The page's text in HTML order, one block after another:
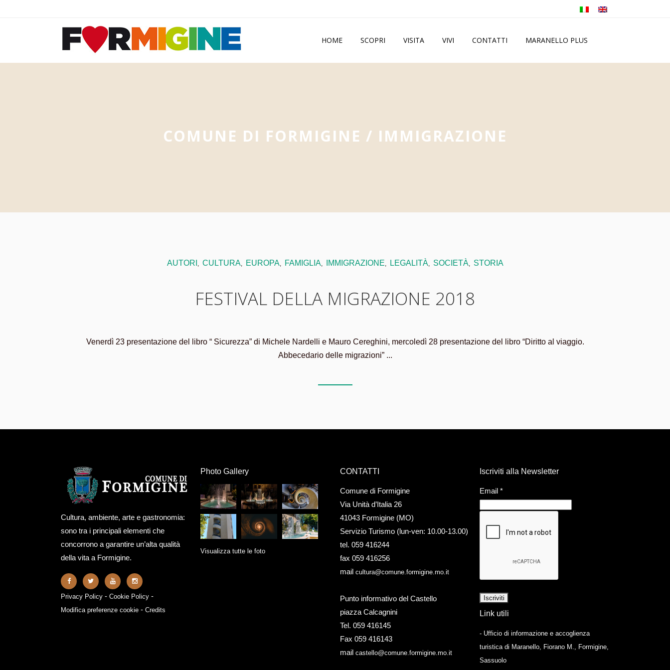
HOME SCOPRI VISITA VIVI CONTATTI MARANELLO PLUS
COMUNE DI FORMIGINE / IMMIGRAZIONE
AUTORI , CULTURA, EUROPA, FAMIGLIA, IMMIGRAZIONE, LEGALITÀ, SOCIETÀ, STORIA
FESTIVAL DELLA MIGRAZIONE 2018
Venerdì 23 presentazione del libro “ Sicurezza” di Michele Nardelli e Mauro Cereghini, mercoledì 28 presentazione del libro “Diritto al viaggio.
Abbecedario delle migrazioni” ...
Cultura, ambiente, arte e gastronomia:
sono tra i principali elementi che
concorrono a garantire un’alta qualità
della vita a Formigine.
Privacy Policy - Cookie Policy -
Modifica preferenze cookie - Credits
Photo Gallery
Visualizza tutte le foto
CONTATTI
Comune di Formigine
Via Unità d’Italia 26
41043 Formigine (MO)
Servizio Turismo (lun-ven: 10.00-13.00)
tel. 059 416244
fax 059 416256
mail cultura@comune.formigine.mo.it
Punto informativo del Castello
piazza Calcagnini
Tel. 059 416145
Fax 059 416143
mail castello@comune.formigine.mo.it
Iscriviti alla Newsletter
Email *
Link utili
- Ufficio di informazione e accoglienza
turistica di Maranello, Fiorano M., Formigine,
Sassuolo